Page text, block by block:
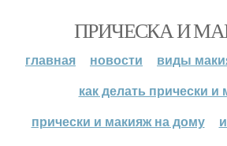
ПРИЧЕСКА И
главная новости
виды
как делать прически и
прически и макияж на дому